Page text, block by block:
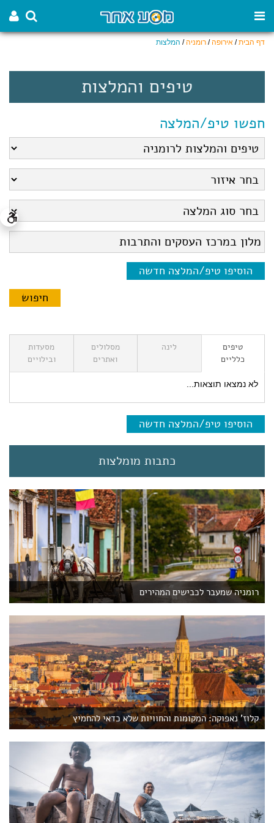
דף הבית/ אירופה/ רומניה/ המלצות
טיפים והמלצות
חפשו טיפ/המלצה
הוסיפו טיפ/המלצה חדשה
טיפים
כלליים
לינה
מסלולים
ואתרים
מסעדות
ובילויים
לא נמצאו תוצאות...
הוסיפו טיפ/המלצה חדשה
כתבות מומלצות
רומניה שמעבר לכבישים המהירים
קלוז' נאפוקה: המקומות והחוויות שלא כדאי להחמיץ